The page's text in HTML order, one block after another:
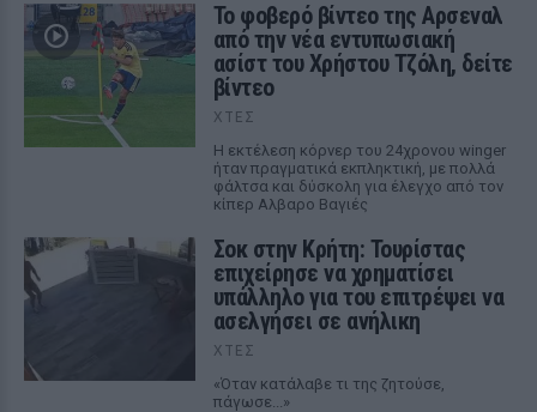
Το φοβερό βίντεο της Αρσεναλ
από την νέα εντυπωσιακή
ασίστ του Χρήστου Τζόλη, δείτε
βίντεο
ΧΤΕΣ
Η εκτέλεση κόρνερ του 24χρονου winger
ήταν πραγματικά εκπληκτική, με πολλά
φάλτσα και δύσκολη για έλεγχο από τον
κίπερ Αλβαρο Βαγιές
Σοκ στην Κρήτη: Τουρίστας
επιχείρησε να χρηματίσει
υπάλληλο για του επιτρέψει να
ασελγήσει σε ανήλικη
ΧΤΕΣ
«Όταν κατάλαβε τι της ζητούσε,
πάγωσε...»